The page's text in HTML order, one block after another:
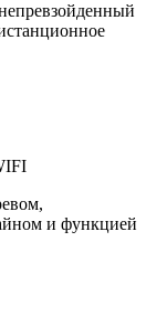
и функцией